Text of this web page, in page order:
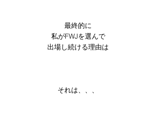
最終的に
私がFWJを選んで
出場し続ける理由は
それは、、、